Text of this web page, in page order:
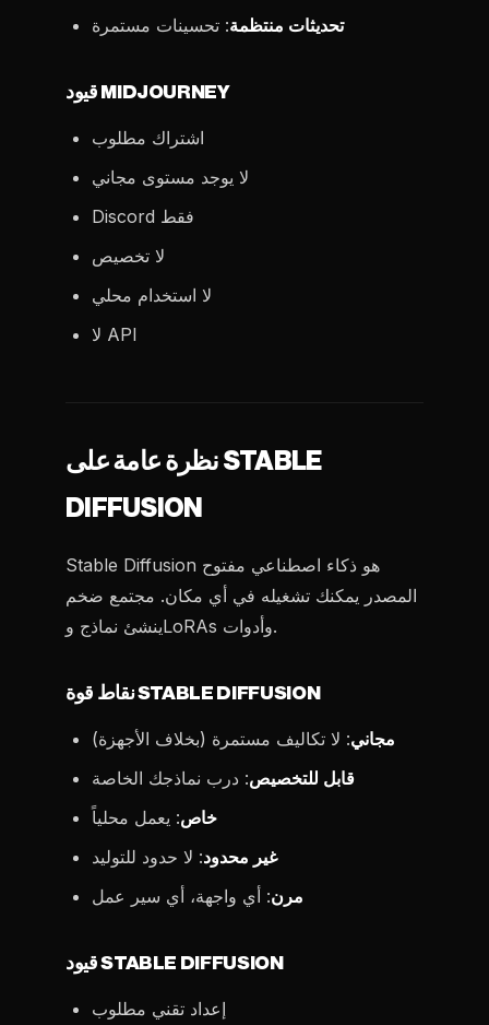
تحديثات منتظمة: تحسينات مستمرة
قيود MIDJOURNEY
اشتراك مطلوب
لا يوجد مستوى مجاني
Discord فقط
لا تخصيص
لا استخدام محلي
لا API
نظرة عامة على STABLE
DIFFUSION
Stable Diffusion هو ذكاء اصطناعي مفتوح
المصدر يمكنك تشغيله في أي مكان. مجتمع ضخم
ينشئ نماذج وLoRAs وأدوات.
نقاط قوة STABLE DIFFUSION
مجاني: لا تكاليف مستمرة (بخلاف الأجهزة)
قابل للتخصيص: درب نماذجك الخاصة
خاص: يعمل محلياً
غير محدود: لا حدود للتوليد
مرن: أي واجهة، أي سير عمل
قيود STABLE DIFFUSION
إعداد تقني مطلوب